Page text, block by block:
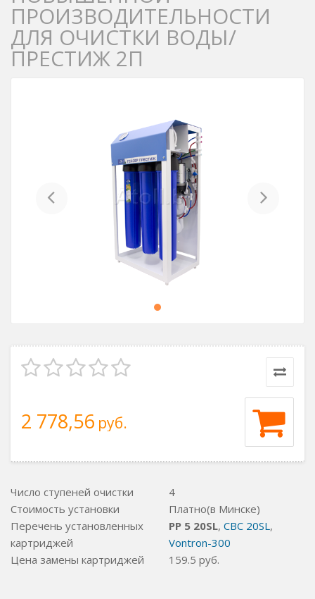
ПРОИЗВОДИТЕЛЬНОСТИ
ДЛЯ ОЧИСТКИ ВОДЫ/
ПРЕСТИЖ 2П
Previous
2 778,56 руб.
Число ступеней очистки
4
Стоимость установки
Платно(в Минске)
Перечень установленных
картриджей
PP 5 20SL, СВС 20SL,
Vontron-300
Цена замены картриджей
159.5 руб.